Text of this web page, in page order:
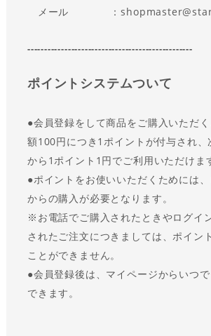
メール ：
-------------------------------------------------
ポイントシステムついて
●会員登録をして商品をご購入いただ
額100円につき1ポイントが付与され、
から1ポイント1円でご利用いただけま
●ポイントをお使いいただくためには
からの購入が必要となります。
※お電話でご購入されたときやログイ
されたご注文につきましては、ポイン
ことができません。
●会員登録後は、マイページからいつ
できます。